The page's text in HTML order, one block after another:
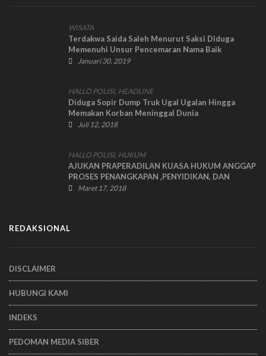
WISATA
Terdakwa Saida Saleh Menurut Saksi Diduga
Memenuhi Unsur Pencemaran Nama Baik
Januari 30, 2019
HALLO POLISI, HEADLINE
Diduga Sopir Dump Truk Ugal Ugalan Hingga
Memakan Korban Meninggal Dunia
Juli 12, 2018
HALLO POLISI, HUKUM
AJUKAN PRAPERADILAN KUASA HUKUM ANGGAP
PROSES PENANGKAPAN ,PENYIDIKAN, DAN
PENAHANAN YANG DILAKUKAN POLSEK TORJUN
Maret 17, 2018
REDAKSIONAL
DISCLAIMER
HUBUNGI KAMI
INDEKS
PEDOMAN MEDIA SIBER